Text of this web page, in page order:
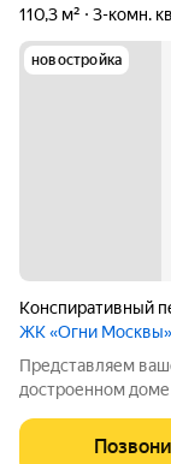
110,3 м² 3-комн.
новостройка
Конспиративный
ЖК «Огни Москвы»
Представляем
достроенном
Иванова. 20